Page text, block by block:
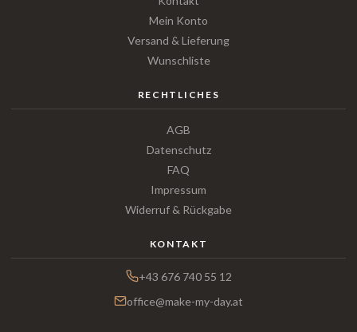
Mein Konto
Versand & Lieferung
Wunschliste
RECHTLICHES
AGB
Datenschutz
FAQ
Impressum
Widerruf & Rückgabe
KONTAKT
+43 676 740 55 12
office@make-my-day.at